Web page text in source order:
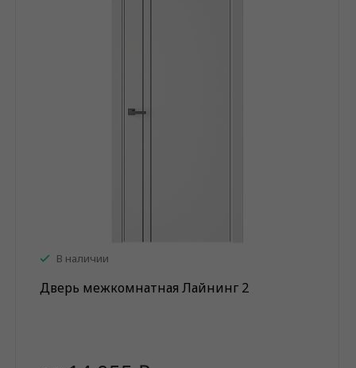
В наличии
Дверь межкомнатная Лайнинг 2